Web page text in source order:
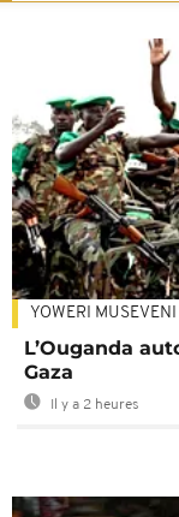
YOWERI MUSEVENI
L’Ouganda
Gaza
Il y a 2 heures